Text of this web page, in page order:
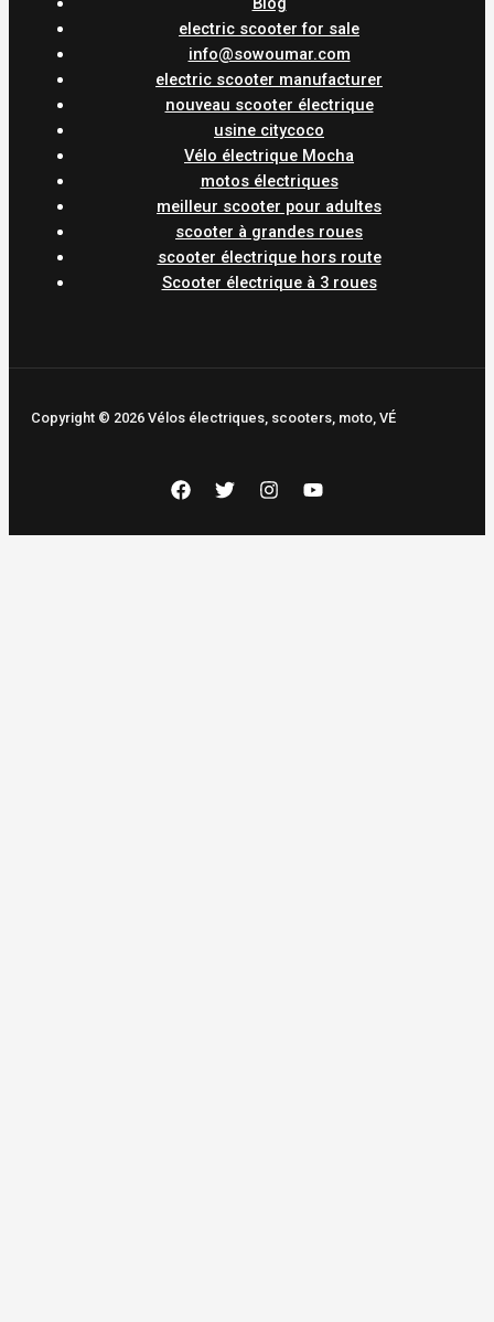
electric scooter for sale
info@sowoumar.com
electric scooter manufacturer
nouveau scooter électrique
usine citycoco
Vélo électrique Mocha
motos électriques
meilleur scooter pour adultes
scooter à grandes roues
scooter électrique hors route
Scooter électrique à 3 roues
Copyright © 2026 Vélos électriques, scooters, moto, VÉ